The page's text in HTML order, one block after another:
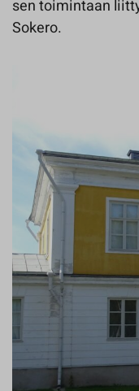
sen toimintaan
Sokero.